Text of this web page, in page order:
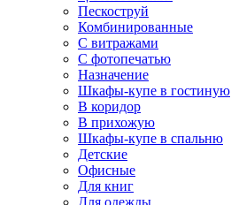
Пескоструй
Комбинированные
С витражами
С фотопечатью
Назначение
Шкафы-купе в гостиную
В коридор
В прихожую
Шкафы-купе в спальню
Детские
Офисные
Для книг
Для одежды